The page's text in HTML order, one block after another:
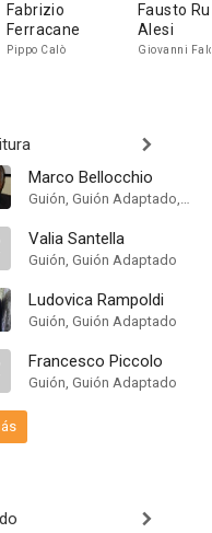
Fabrizio
Ferracane
Pippo Calò
Fausto
Alesi
Giovanni
Marco Bellocchio
Guión, Guión Adaptado, Screenstory
Valia Santella
Guión, Guión Adaptado
Ludovica Rampoldi
Guión, Guión Adaptado
Francesco Piccolo
Guión, Guión Adaptado